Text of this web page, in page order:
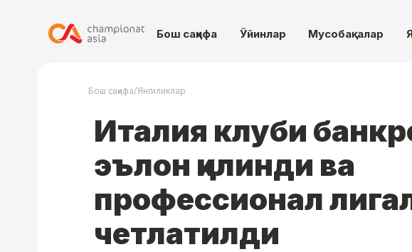
Бош саҳифа Ўйинлар Мусобақалар
Бош саҳифа/Янгиликлар
Италия клуби
эълон қилинди ва
профессионал
четлатилди